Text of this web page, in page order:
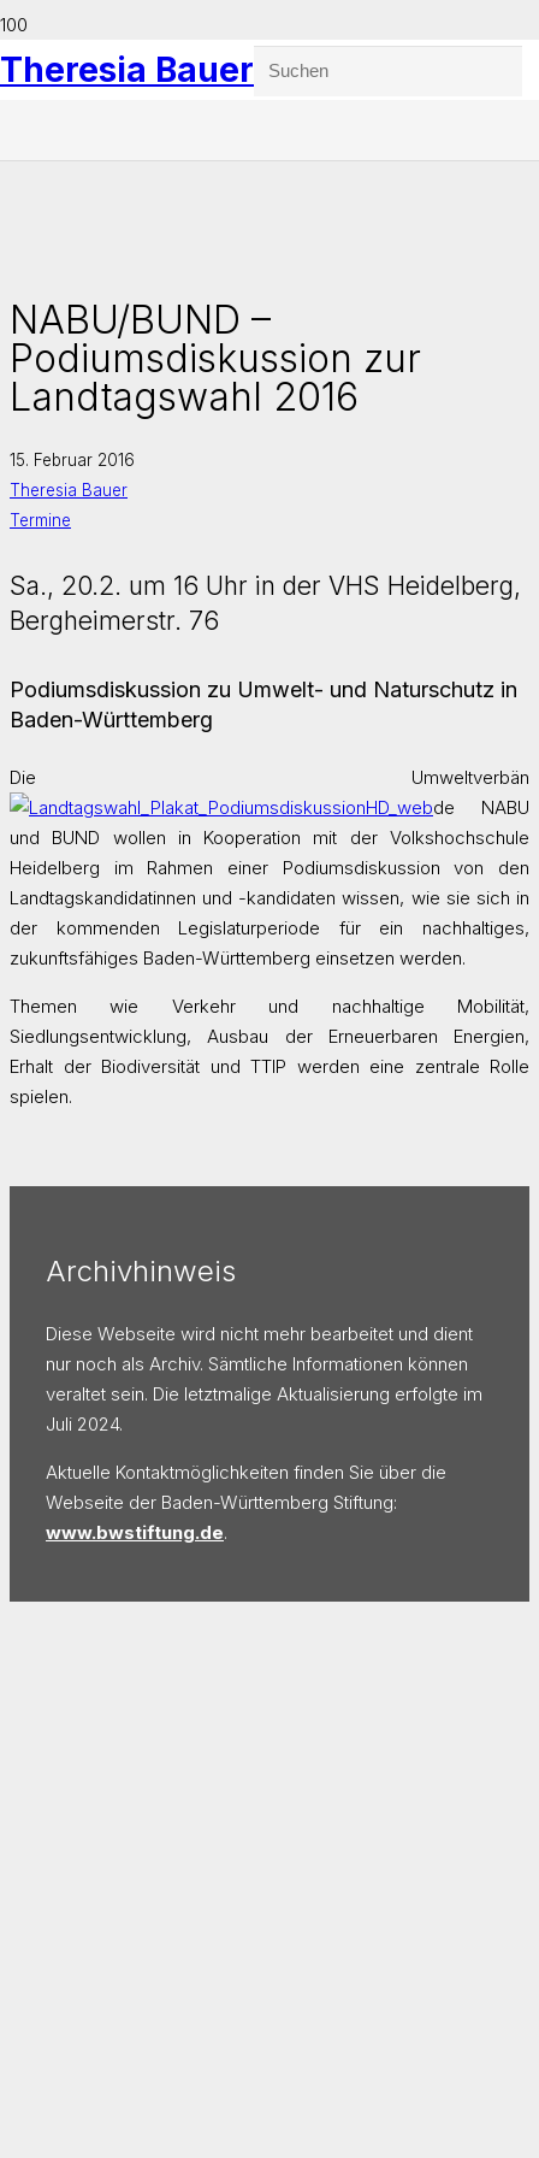
Theresia Bauer
NABU/BUND –
Podiumsdiskussion zur
Landtagswahl 2016
15. Februar 2016
Theresia Bauer
Termine
Sa., 20.2. um 16 Uhr in der VHS Heidelberg,
Bergheimerstr. 76
Podiumsdiskussion zu Umwelt- und Naturschutz in
Baden-Württemberg
Die Umweltverbän
de NABU
und BUND wollen in Kooperation mit der Volkshochschule
Heidelberg im Rahmen einer Podiumsdiskussion von den
Landtagskandidatinnen und -kandidaten wissen, wie sie sich in
der kommenden Legislaturperiode für ein nachhaltiges,
zukunftsfähiges Baden-Württemberg einsetzen werden.
Themen wie Verkehr und nachhaltige Mobilität,
Siedlungsentwicklung, Ausbau der Erneuerbaren Energien,
Erhalt der Biodiversität und TTIP werden eine zentrale Rolle
spielen.
Archivhinweis
Diese Webseite wird nicht mehr bearbeitet und dient
nur noch als Archiv. Sämtliche Informationen können
veraltet sein. Die letztmalige Aktualisierung erfolgte im
Juli 2024.
Aktuelle Kontaktmöglichkeiten finden Sie über die
Webseite der Baden-Württemberg Stiftung:
www.bwstiftung.de.